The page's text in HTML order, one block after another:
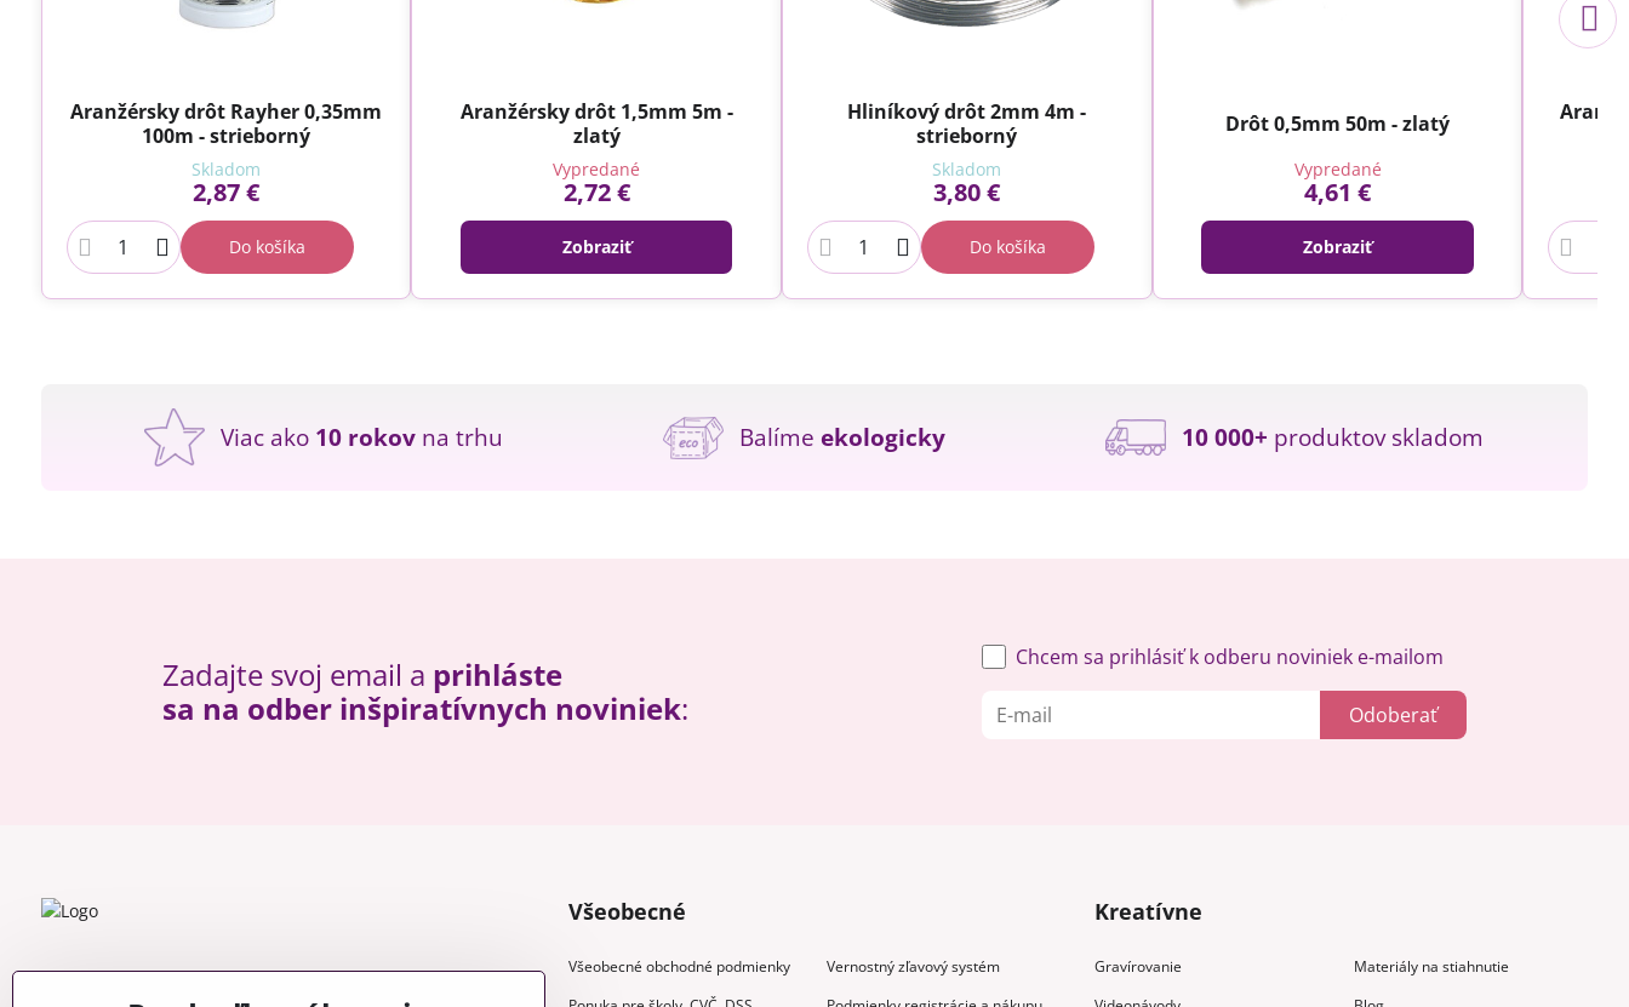
Aranžérsky drôt Rayher 0,35mm
100m - strieborný
Skladom
2,87 €
Do košíka
Aranžérsky drôt 1,5mm 5m -
zlatý
Vypredané
2,72 €
Zobraziť
Hliníkový drôt 2mm 4m -
strieborný
Skladom
3,80 €
Do košíka
Drôt 0,5mm 50m - zlatý
Vypredané
4,61 €
Zobraziť
Viac ako 10 rokov na trhu Balíme ekologicky 10 000+ produktov skladom
Zadajte svoj email a prihláste
sa na odber inšpiratívnych noviniek: Odoberať
Chcem sa prihlásiť k odberu noviniek e-mailom
Všeobecné
Všeobecné obchodné podmienky
Vernostný zľavový systém
Kreatívne
Gravírovanie
Materiály na stiahnutie